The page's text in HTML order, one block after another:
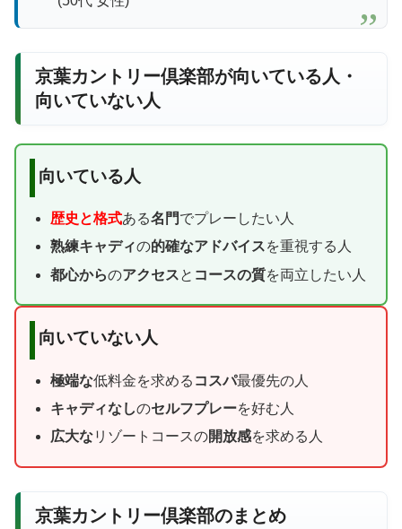
京葉カントリー倶楽部が向いている人・
向いていない人
向いている人
歴史と格式ある名門でプレーしたい人
熟練キャディの的確なアドバイスを重視する人
都心からのアクセスと コースの質を両立したい人
向いていない人
極端な低料金を求める コスパ最優先の人
キャディなしのセルフプレーを好む人
広大なリゾートコースの開放感を求める人
京葉カントリー倶楽部のまとめ